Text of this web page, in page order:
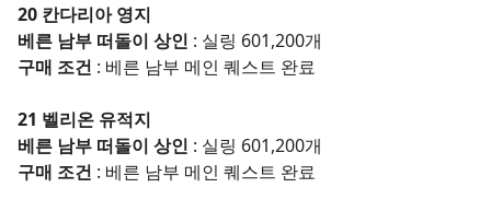
20 칸다리아 영지
베른 남부 떠돌이 상인 : 실링 601,200개
구매 조건 : 베른 남부 메인 퀘스트 완료
21 벨리온 유적지
베른 남부 떠돌이 상인 : 실링 601,200개
구매 조건 : 베른 남부 메인 퀘스트 완료